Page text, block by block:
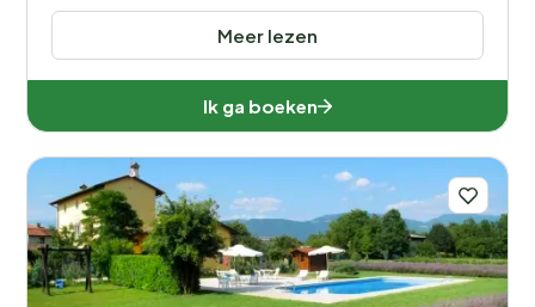
Meer lezen
Ik ga boeken